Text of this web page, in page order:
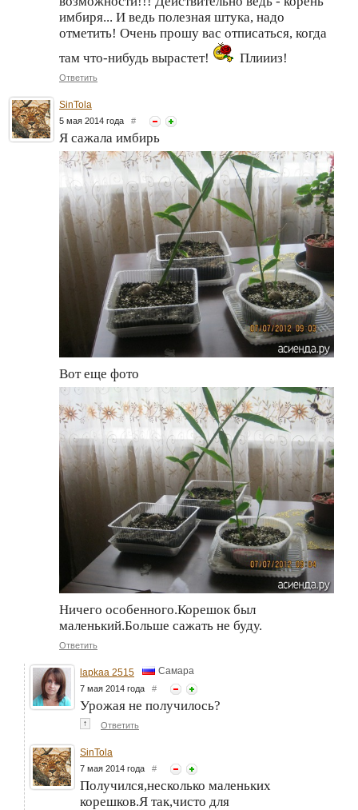
имбиря... И ведь полезная штука, надо
отметить! Очень прошу вас отписаться, когда
там что-нибудь вырастет!
Плиииз!
Ответить
SinTola
5 мая 2014 года #
Я сажала имбирь
Вот еще фото
Ничего особенного.Корешок был
маленький.Больше сажать не буду.
Ответить
lapkaa 2515 Самара
7 мая 2014 года #
Урожая не получилось?
↑ Ответить
SinTola
7 мая 2014 года #
Получился,несколько маленьких
корешков.Я так,чисто для